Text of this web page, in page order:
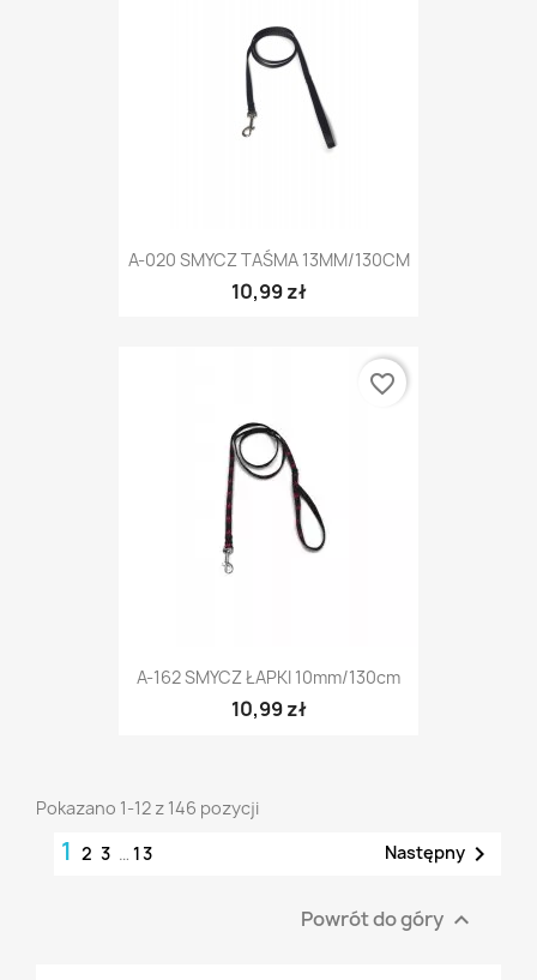
A-020 SMYCZ TAŚMA 13MM/130CM
10,99 zł
A-162 SMYCZ ŁAPKI 10mm/130cm
10,99 zł
favorite_border
Pokazano 1-12 z 146 pozycji
1 2 3 … 13 Następny 
Powrót do góry 